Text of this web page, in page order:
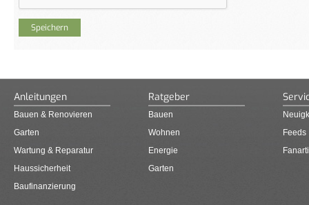
Anleitungen
Bauen & Renovieren
Garten
Wartung & Reparatur
Haussicherheit
Baufinanzierung
Ratgeber
Bauen
Wohnen
Energie
Garten
Feeds